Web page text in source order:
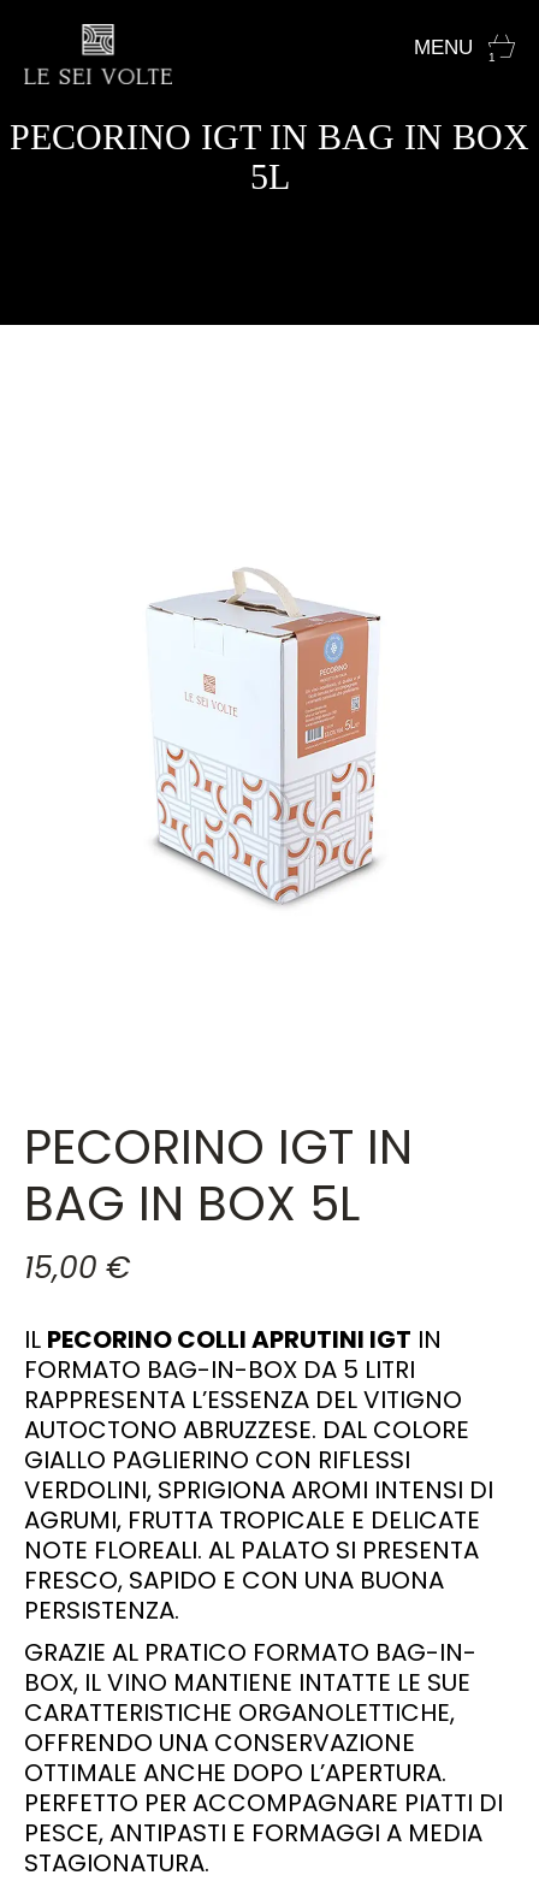
1
PECORINO IGT IN BAG IN BOX
5L
PECORINO IGT IN
BAG IN BOX 5L
15,00 €
IL PECORINO COLLI APRUTINI IGT IN
FORMATO BAG-IN-BOX DA 5 LITRI
RAPPRESENTA L’ESSENZA DEL VITIGNO
AUTOCTONO ABRUZZESE. DAL COLORE
GIALLO PAGLIERINO CON RIFLESSI
VERDOLINI, SPRIGIONA AROMI INTENSI DI
AGRUMI, FRUTTA TROPICALE E DELICATE
NOTE FLOREALI. AL PALATO SI PRESENTA
FRESCO, SAPIDO E CON UNA BUONA
PERSISTENZA.
GRAZIE AL PRATICO FORMATO BAG-IN-
BOX, IL VINO MANTIENE INTATTE LE SUE
CARATTERISTICHE ORGANOLETTICHE,
OFFRENDO UNA CONSERVAZIONE
OTTIMALE ANCHE DOPO L’APERTURA.
PERFETTO PER ACCOMPAGNARE PIATTI DI
PESCE, ANTIPASTI E FORMAGGI A MEDIA
STAGIONATURA.